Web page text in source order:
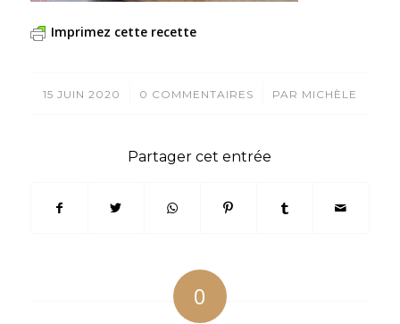
Imprimez cette recette
15 JUIN 2020
/ 0 COMMENTAIRES
/ PAR MICHÈLE
Partager cet entrée
0